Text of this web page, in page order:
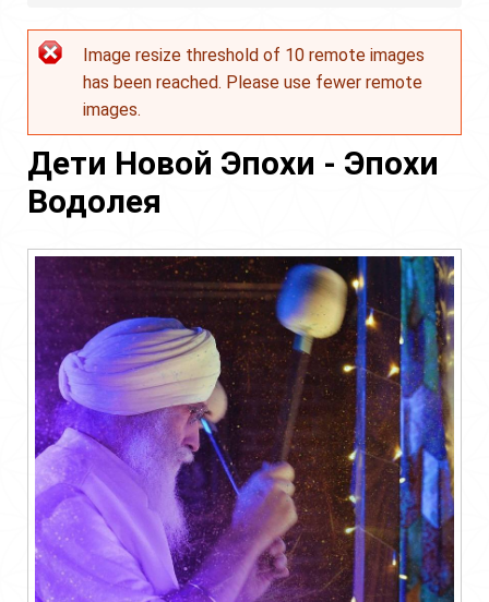
ь
Сообщение
ошибке
Image resize threshold of 10 remote images
has been reached. Please use fewer remote
images.
Дети Новой Эпохи - Эпохи
Водолея